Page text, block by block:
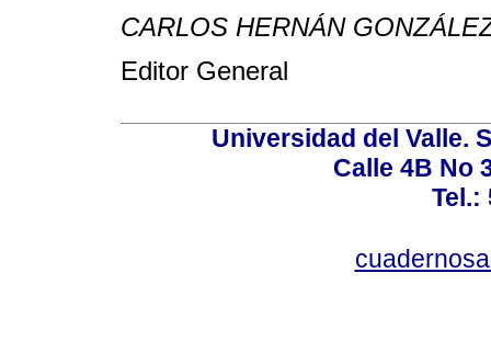
CARLOS HERNÁN
Editor General
Universidad del Valle.
Calle 4B No
Tel.: